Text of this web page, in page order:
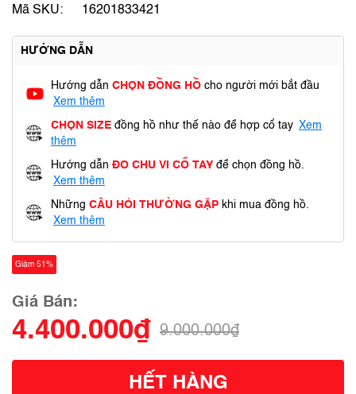
Mã SKU: 16201833421
HƯỚNG DẪN
Hướng dẫn CHỌN ĐỒNG HỒ cho người mới bắt đầu
Xem thêm
CHỌN SIZE đồng hồ như thế nào để hợp cổ tay Xem
thêm
Hướng dẫn ĐO CHU VI CỔ TAY để chọn đồng hồ.
Xem thêm
Những CÂU HỎI THƯỜNG GẶP khi mua đồng hồ.
Xem thêm
Giảm 51%
Giá Bán:
4.400.000₫ 9.000.000₫
HẾT HÀNG